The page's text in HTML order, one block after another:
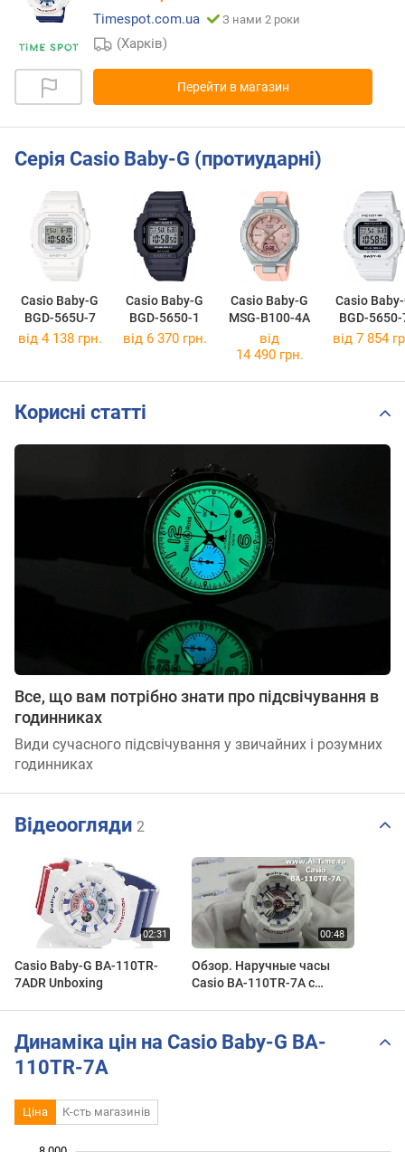
Timespot.com.ua
З нами 2 роки
(Харків)
Перейти в магазин
Серія Casio Baby-G (протиударні)
Casio Baby-G
BGD-565U-7
Casio Baby-G
BGD-5650-1
Casio Baby-G
MSG-B100-4A
Casio
BGD-5650-
від 4 138 грн. від 6 370 грн.
від
14 490 грн.
від 7 854
Корисні статті
Все, що вам потрібно знати про підсвічування в
годинниках
Види сучасного підсвічування у звичайних і розумних
годинниках
Відеоогляди 2
Casio Baby-G BA-110TR-
7ADR Unboxing
Обзор. Наручные часы
Casio BA-110TR-7A с
Динаміка цін на Casio Baby-G BA-
110TR-7A
Ціна К-сть магазинів